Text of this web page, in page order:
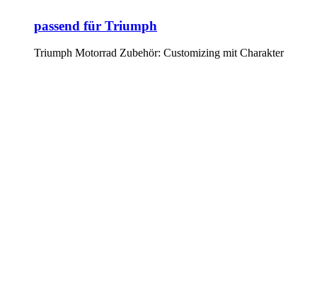
passend für Triumph
Triumph Motorrad Zubehör: Customizing mit Charakter